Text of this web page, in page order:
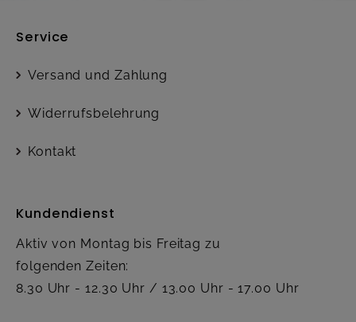
Service
Versand und Zahlung
Widerrufsbelehrung
Kontakt
Kundendienst
Aktiv von Montag bis Freitag zu
folgenden Zeiten:
8.30 Uhr - 12.30 Uhr / 13.00 Uhr - 17.00 Uhr